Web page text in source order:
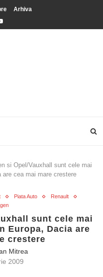
Arhiva
si Opel/Vauxhall sunt cele mai
are cea mai mare crestere
Piata Auto
Renault
sunt cele mai
Europa, Dacia are
crestere
Mitrea
2009